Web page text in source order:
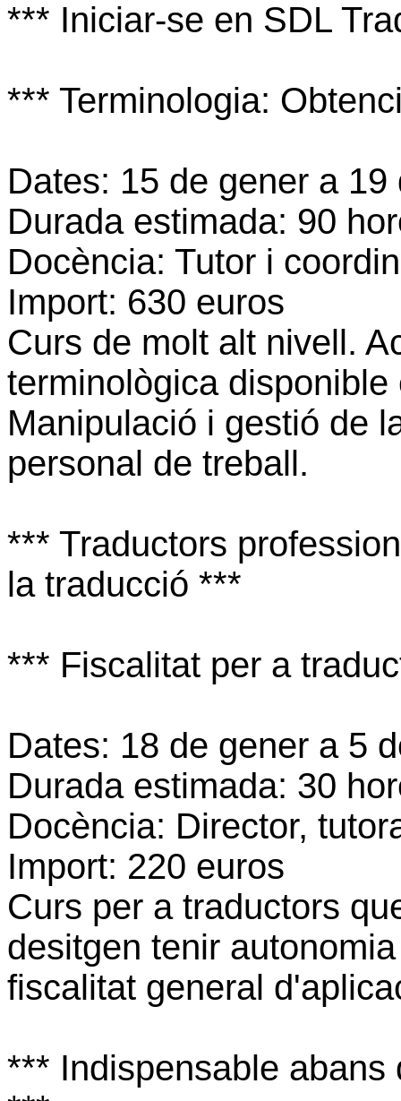
*** Iniciar-se en SDL
*** Terminologia:
Dates: 15 de gener a 19
Durada estimada: 90
Docència: Tutor i
Import: 630 euros
Curs de molt alt nivell.
terminològica
Manipulació i gestió de
personal de treball.
*** Traductors
la traducció ***
*** Fiscalitat per a
Dates: 18 de gener a 5
Durada estimada: 30
Docència: Director,
Import: 220 euros
Curs per a traductors
desitgen tenir
fiscalitat general
*** Indispensable